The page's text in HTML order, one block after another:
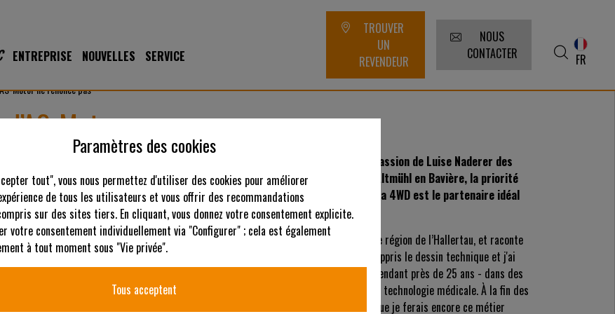
ENTREPRISE NOUVELLES SERVICE
TROUVER
UN
REVENDEUR
NOUS
CONTACTER
FR
Motor ne renonce pas
Motor ne renonce pas
« Pur jus de pomme provenant de variétés de pommes historiques ». C'est la passion de Luise Naderer des
Luisengärten. Pour l’agricultrice biologique de Riedenburg dans la vallée de l'Altmühl en Bavière, la priorité
absolue est la qualité. Ce n'est pas la seule raison pour laquelle l'AS 940 Sherpa 4WD est le partenaire idéal
pour son travail dans son verger.
"Je suis entrée indirectement dans l'agriculture", dit la femme de 61 ans, originaire de région de l’Hallertau, et raconte
comment elle est arrivée à son emploi actuel ou, plus exactement, à sa vocation. "J'ai appris le dessin technique et j'ai
ensuite étudié l'ingénierie mécanique. J'ai travaillé dans le développement technique pendant près de 25 ans - dans des
domaines très variés : l'automobile, l'ingénierie agricole, l'ingénierie aéronautique et la technologie médicale. À la fin des
années 1990, j'en suis arrivée à un point où je pouvais de moins en moins m’imaginer que je ferais encore ce métier
Paramètres des cookies
tout", vous nous permettez d'utiliser des cookies pour améliorer
de tous les utilisateurs et vous offrir des recommandations
sur des sites tiers. En cliquant, vous donnez votre consentement explicite.
votre consentement individuellement via "Configurer" ; cela est également
à tout moment sous "Vie privée".
Tous acceptent